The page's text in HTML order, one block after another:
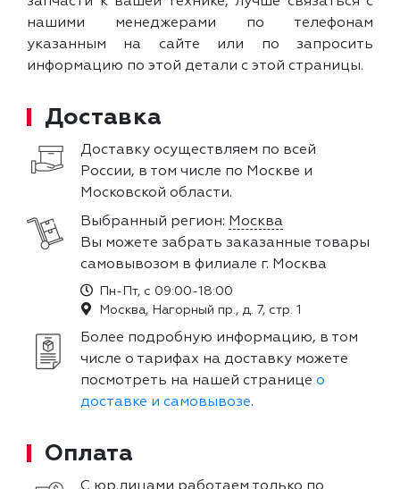
нашими менеджерами по телефонам
указанным на сайте или по запросить
информацию по этой детали с этой страницы.
Доставка
Доставку осуществляем по всей
России, в том числе по Москве и
Московской области.
Выбранный регион: Москва
Вы можете забрать заказанные товары
самовывозом в филиале г. Москва
Пн-Пт, с 09:00-18:00
Москва, Нагорный пр., д. 7, стр. 1
Более подробную информацию, в том
числе о тарифах на доставку можете
посмотреть на нашей странице о
доставке и самовывозе.
Оплата
С юр.лицами работаем только по